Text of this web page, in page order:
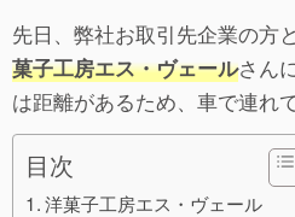
先日、弊社お取引先企業の方
菓子工房エス・ヴェールさん
は距離があるため、車で連れ
目次
洋菓子工房エス・ヴェール